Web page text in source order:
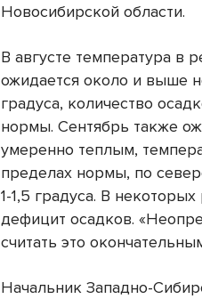
Новосибирской области.
В августе температура в
ожидается около и выше
градуса, количество
нормы. Сентябрь также
умеренно теплым,
пределах нормы, по
1-1,5 градуса. В
дефицит осадков.
считать это
Начальник Западно-